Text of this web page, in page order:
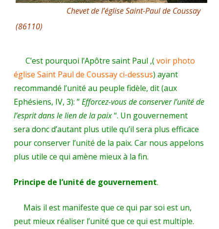
Chevet de l’église Saint-Paul de Coussay
(86110)
C’est pourquoi l’Apôtre saint Paul ,(voir photo
église Saint Paul de Coussay ci-dessus) ayant
recommandé l’unité au peuple fidèle, dit (aux
Ephésiens, IV, 3): ”Efforcez-vous de conserver l’unité de
l’esprit dans le lien de la paix“. Un gouvernement
sera donc d’autant plus utile qu’il sera plus efficace
pour conserver l’unité de la paix. Car nous appelons
plus utile ce qui amène mieux à la fin.
Principe de l’unité de gouvernement.
Mais il est manifeste que ce qui par soi est un,
peut mieux réaliser l’unité que ce qui est multiple.